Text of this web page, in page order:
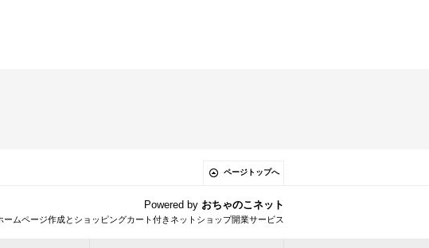
ページトップへ
Powered by おちゃのこネット
ームページ作成とショッピングカート付きネットショップ開業サービス